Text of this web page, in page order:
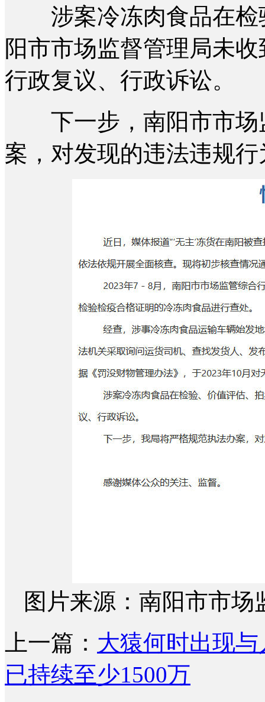
涉案冷冻肉食品在检
阳市市场监督管理局未
行政复议、行政诉讼。
下一步，南阳市市场
案，对发现的违法违规
图片来源：南阳市市
上一篇： 大猿何时出现
已持续至少1500万